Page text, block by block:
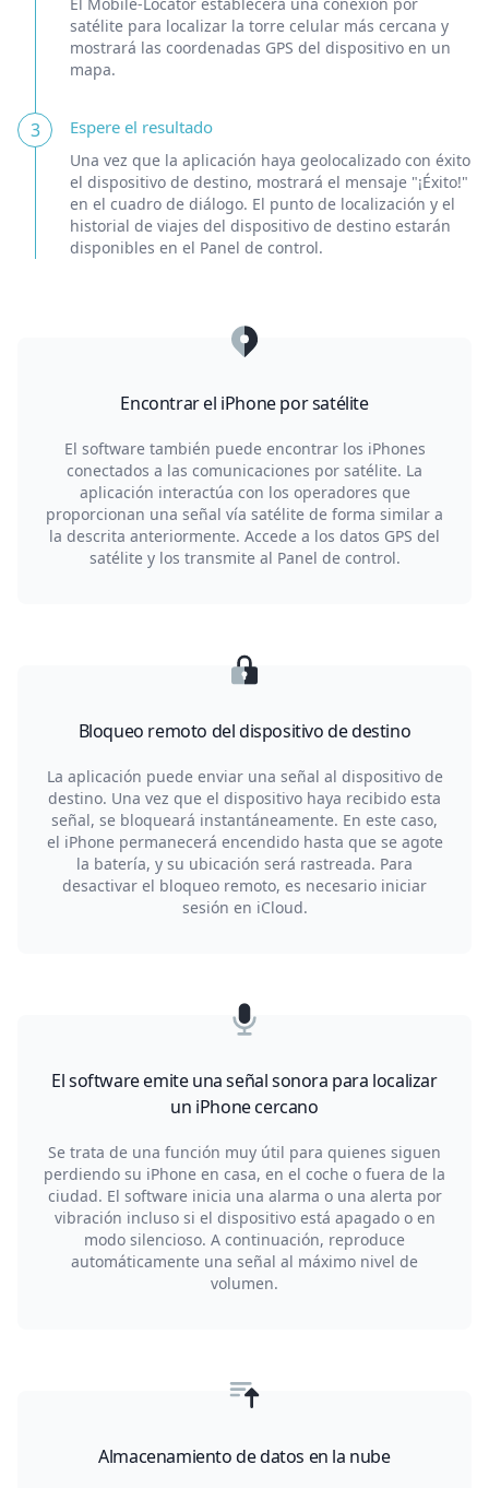
satélite para localizar la torre celular más cercana y
mostrará las coordenadas GPS del dispositivo en un
mapa.
3 Espere el resultado
Una vez que la aplicación haya geolocalizado con éxito
el dispositivo de destino, mostrará el mensaje "¡Éxito!"
en el cuadro de diálogo. El punto de localización y el
historial de viajes del dispositivo de destino estarán
disponibles en el Panel de control.
Encontrar el iPhone por satélite
El software también puede encontrar los iPhones
conectados a las comunicaciones por satélite. La
aplicación interactúa con los operadores que
proporcionan una señal vía satélite de forma similar a
la descrita anteriormente. Accede a los datos GPS del
satélite y los transmite al Panel de control.
Bloqueo remoto del dispositivo de destino
La aplicación puede enviar una señal al dispositivo de
destino. Una vez que el dispositivo haya recibido esta
señal, se bloqueará instantáneamente. En este caso,
el iPhone permanecerá encendido hasta que se agote
la batería, y su ubicación será rastreada. Para
desactivar el bloqueo remoto, es necesario iniciar
sesión en iCloud.
El software emite una señal sonora para localizar
un iPhone cercano
Se trata de una función muy útil para quienes siguen
perdiendo su iPhone en casa, en el coche o fuera de la
ciudad. El software inicia una alarma o una alerta por
vibración incluso si el dispositivo está apagado o en
modo silencioso. A continuación, reproduce
automáticamente una señal al máximo nivel de
volumen.
Almacenamiento de datos en la nube